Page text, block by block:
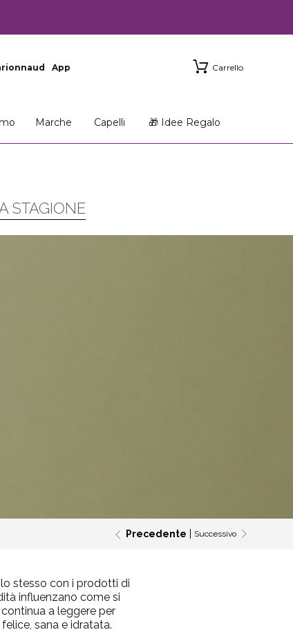
App Carrello
Marche Capelli 🎁 Idee Regalo
STAGIONE
Precedente Successivo
stesso con i prodotti di
influenzano come si
a leggere per
sana e idratata.